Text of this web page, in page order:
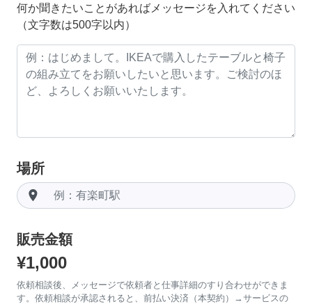
何か聞きたいことがあればメッセージを入れてください
（文字数は500字以内）
場所
room
販売金額
¥1,000
依頼相談後、メッセージで依頼者と仕事詳細のすり合わせができま
す。依頼相談が承認されると、前払い決済（本契約）→サービスの